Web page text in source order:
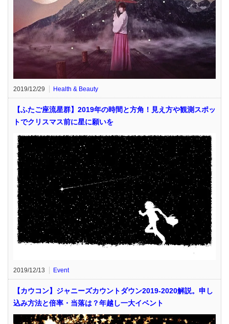
2019/12/29 Health & Beauty
【ふたご座流星群】2019年の時間と方角！見え方や観測スポッ
トでクリスマス前に星に願いを
2019/12/13 Event
【カウコン】ジャニーズカウントダウン2019-2020解説。申し
込み方法と倍率・当落は？年越し一大イベント